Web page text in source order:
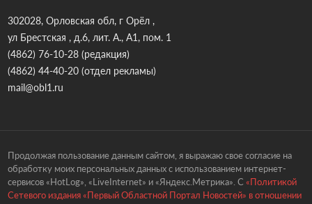
302028, Орловская обл, г Орёл ,
ул Брестская , д.6, лит. А., А1, пом. 1
(4862) 76-10-28(редакция)
(4862) 44-40-20(отдел рекламы)
mail@obl1.ru
Продолжая пользование данным сайтом, я выражаю свое согласие на
обработку моих персональных данных с использованием интернет-
сервисов «HotLog», «LiveInternet» и «Яндекс.Метрика». С «Политикой
Сетевого издания «Первый Областной Портал Новостей» в отношении